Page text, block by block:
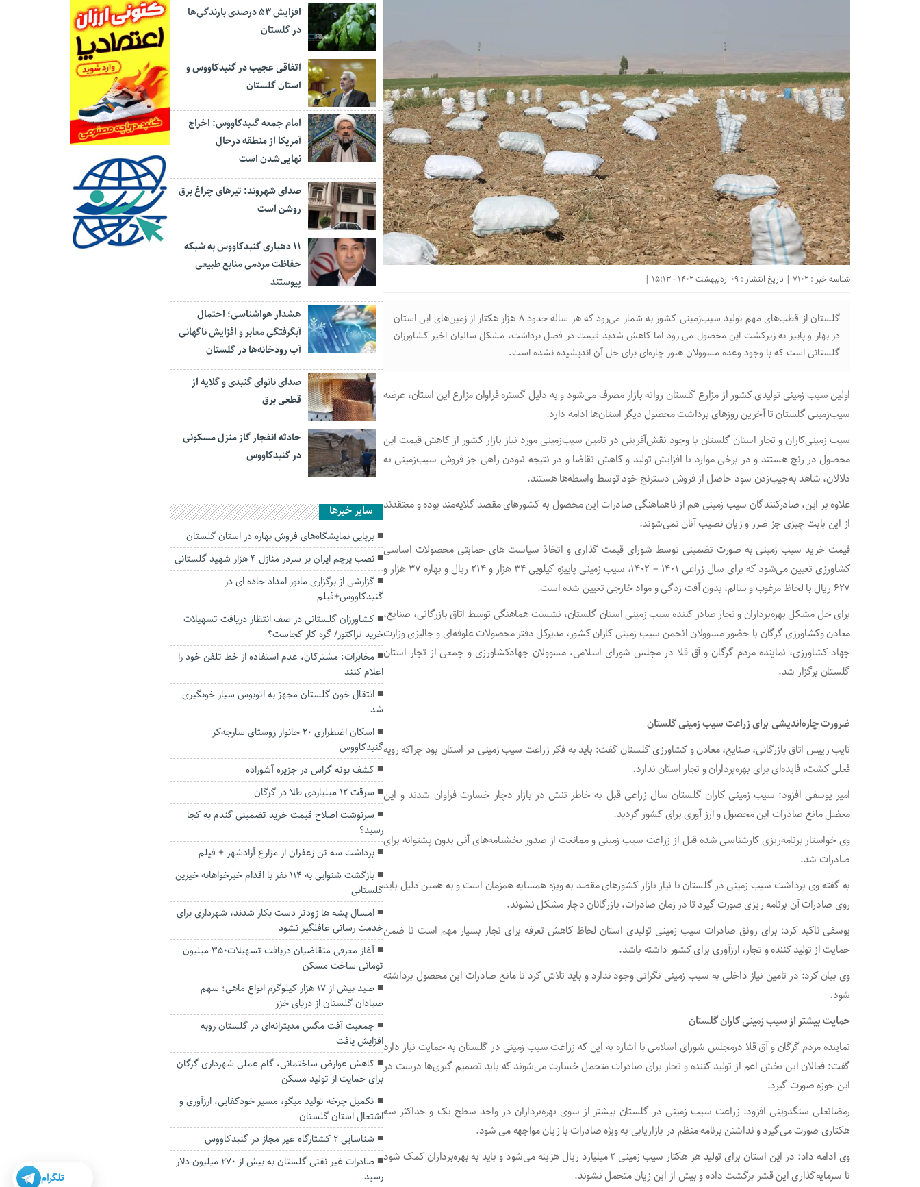
شناسه خبر : 7102 | تاریخ انتشار : 09 اردیبهشت 1402 - 15:13 |
گلستان از قطب‌های مهم تولید سیب‌زمینی کشور به شمار می‌رود که هر ساله حدود ۸ هزار هکتار از زمین‌های این استان
در بهار و پاییز به زیرکشت این محصول می رود اما کاهش شدید قیمت در فصل برداشت، مشکل سالیان اخیر کشاورزان
گلستانی است که با وجود وعده مسوولان هنوز چاره‌ای برای حل آن اندیشیده نشده است.
اولین سیب زمینی تولیدی کشور از مزارع گلستان روانه بازار مصرف می‌شود و به دلیل گستره فراوان مزارع این استان، عرضه
سیب‌زمینی گلستان تا آخرین روزهای برداشت محصول دیگر استان‌ها ادامه دارد.
سیب زمینی‌کاران و تجار استان گلستان با وجود نقش‌آفرینی در تامین سیب‌زمینی مورد نیاز بازار کشور از کاهش قیمت این
محصول در رنج هستند و در برخی موارد با افزایش تولید و کاهش تقاضا و در نتیجه نبودن راهی جز فروش سیب‌زمینی به
دلالان، شاهد به‌جیب‌زدن سود حاصل از فروش دسترنج خود توسط واسطه‌ها هستند.
علاوه بر این، صادرکنندگان سیب زمینی هم از ناهماهنگی صادرات این محصول به کشورهای مقصد گلایه‌مند بوده و معتقدند
از این بابت چیزی جز ضرر و زیان نصیب آنان نمی‌شوند.
قیمت خرید سیب زمینی به صورت تضمینی توسط شورای قیمت گذاری و اتخاذ سیاست های حمایتی محصولات اساسی
کشاورزی تعیین می‌شود که برای سال زراعی ۱۴۰۱ – ۱۴۰۲، سیب زمینی پاییزه کیلویی ۳۴ هزار و ۲۱۴ ریال و بهاره ۳۷ هزار و
۶۲۷ ریال با لحاظ مرغوب و سالم، بدون آفت زدگی و مواد خارجی تعیین شده است.
برای حل مشکل بهره‌برداران و تجار صادر کننده سیب زمینی استان گلستان، نشست هماهنگی توسط اتاق بازرگانی، صنایع،
معادن وکشاورزی گرگان با حضور مسوولان انجمن سیب زمینی کاران کشور، مدیرکل دفتر محصولات علوفه‌ای و جالیزی وزارت
جهاد کشاورزی، نماینده مردم گرگان و آق قلا در مجلس شورای اسلامی، مسوولان جهادکشاورزی و جمعی از تجار استان
گلستان برگزار شد.
ضرورت چاره‌اندیشی برای زراعت سیب زمینی گلستان
نایب رییس اتاق بازرگانی، صنایع، معادن و کشاورزی گلستان گفت: باید به فکر زراعت سیب زمینی در استان بود چراکه رویه
فعلی کشت، فایده‌ای برای بهره‌برداران و تجار استان ندارد.
امیر یوسفی افزود: سیب زمینی کاران گلستان سال زراعی قبل به خاطر تنش در بازار دچار خسارت فراوان شدند و این
معضل مانع صادرات این محصول و ارز آوری برای کشور گردید.
وی خواستار برنامه‌ریزی کارشناسی شده قبل از زراعت سیب زمینی و ممانعت از صدور بخشنامه‌های آنی بدون پشتوانه برای
صادرات شد.
به گفته وی برداشت سیب زمینی در گلستان با نیاز بازار کشورهای مقصد به ویژه همسایه همزمان است و به همین دلیل باید
روی صادرات آن برنامه ریزی صورت گیرد تا در زمان صادرات، بازرگانان دچار مشکل نشوند.
یوسفی تاکید کرد: برای رونق صادرات سیب زمینی تولیدی استان لحاظ کاهش تعرفه برای تجار بسیار مهم است تا ضمن
حمایت از تولید کننده و تجار، ارزآوری برای کشور داشته باشد.
وی بیان کرد: در تامین نیاز داخلی به سیب زمینی نگرانی وجود ندارد و باید تلاش کرد تا مانع صادرات این محصول برداشته
شود.
حمایت بیشتر از سیب زمینی کاران گلستان
نماینده مردم گرگان و آق قلا درمجلس شورای اسلامی با اشاره به این که زراعت سیب زمینی در گلستان به حمایت نیاز دارد
گفت: فعالان این بخش اعم از تولید کننده و تجار برای صادرات متحمل خسارت می‌شوند که باید تصمیم گیری‌ها درست در
این حوزه صورت گیرد.
رمضانعلی سنگدوینی افزود: زراعت سیب زمینی در گلستان بیشتر از سوی بهره‌برداران در واحد سطح یک و حداکثر سه
هکتاری صورت می‌گیرد و نداشتن برنامه منظم در بازاریابی به ویژه صادرات با زیان مواجهه می شود.
وی ادامه داد: در این استان برای تولید هر هکتار سیب زمینی ۲ میلیارد ریال هزینه می‌شود و باید به بهره‌برداران کمک شود
تا سرمایه‌گذاری این قشر برگشت داده و بیش از این زیان متحمل نشوند.
افزایش ۵۳ درصدی بارندگی‌ها
در گلستان
اتفاقی عجیب در‌ گنبدکاووس و
استان گلستان
امام جمعه گنبدکاووس: اخراج
آمریکا از منطقه درحال
نهایی‌شدن است
صدای شهروند: تیرهای چراغ برق
روشن است
۱۱ دهیاری گنبدکاووس به شبکه
حفاظت مردمی منابع طبیعی
پیوستند
هشدار هواشناسی؛ احتمال
آبگرفتگی معابر و افزایش ناگهانی
آب رودخانه‌ها در گلستان
صدای نانوای گنبدی و گلایه از
قطعی برق
حادثه انفجار گاز منزل مسکونی
در گنبدکاووس
سایر خبرها
برپایی نمایشگاه‌های فروش بهاره در استان گلستان
نصب پرچم ایران بر سردر منازل ۴ هزار شهید گلستانی
گزارشی از برگزاری مانور امداد جاده ای در
گنبدکاووس+فیلم
کشاورزان گلستانی در صف انتظار دریافت تسهیلات
خرید تراکتور/ گره کار کجاست؟
مخابرات: مشترکان، عدم استفاده از خط تلفن خود را
اعلام کنند
انتقال خون گلستان مجهز به اتوبوس سیار خونگیری
شد
اسکان اضطراری ۲۰ خانوار روستای سارجه‌کر
گنبدکاووس
کشف بوته گراس در جزیره آشوراده
سرقت ۱۲ میلیاردی طلا در گرگان
سرنوشت اصلاح قیمت خرید تضمینی گندم به کجا
رسید؟
برداشت سه تن زعفران از مزارع آزادشهر + فیلم
بازگشت شنوایی به ۱۱۴ نفر با اقدام خیرخواهانه خیرین
گلستانی
امسال پشه ها زودتر دست بکار شدند، شهرداری برای
خدمت رسانی غافلگیر نشود
آغاز معرفی متقاضیان دریافت تسهیلات۳۵۰ میلیون
تومانی ساخت مسکن
صید بیش از ۱۷ هزار کیلوگرم انواع ماهی؛ سهم
صیادان گلستان از دریای خزر
جمعیت آفت مگس مدیترانه‌ای در گلستان روبه
افزایش یافت
کاهش عوارض ساختمانی، گام عملی شهرداری گرگان
برای حمایت از تولید مسکن
تکمیل چرخه تولید میگو، مسیر خودکفایی، ارزآوری و
اشتغال استان گلستان
شناسایی ۲ کشتارگاه غیر مجاز در گنبدکاووس
صادرات غیر نفتی گلستان به بیش از ۲۷۰ میلیون دلار
رسید
تلگرام